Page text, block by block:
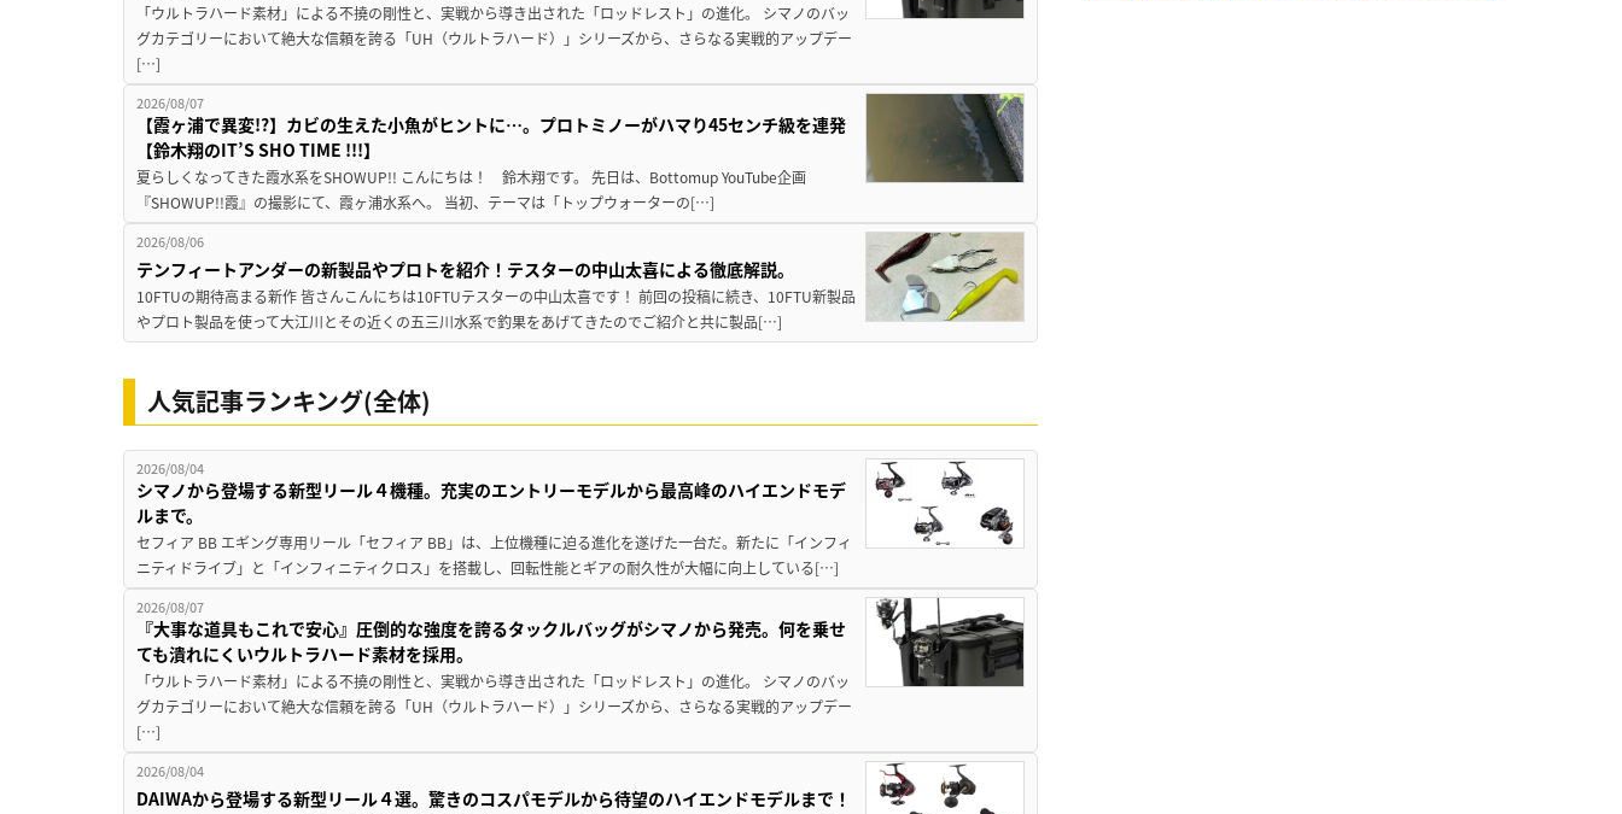
「ウルトラハード素材」による不撓の剛性と、実戦から導き出された「ロッドレスト」の進化。 シマノのバッ
グカテゴリーにおいて絶大な信頼を誇る「UH（ウルトラハード）」シリーズから、さらなる実戦的アップデー
[…]
2026/08/07
【霞ヶ浦で異変!?】カビの生えた小魚がヒントに…。プロトミノーがハマり45センチ級を連発
【鈴木翔のIT’S SHO TIME !!!】
夏らしくなってきた霞水系をSHOWUP!! こんにちは！ 鈴木翔です。 先日は、Bottomup YouTube企画
『SHOWUP!!霞』の撮影にて、霞ヶ浦水系へ。 当初、テーマは「トップウォーターの[…]
2026/08/06
テンフィートアンダーの新製品やプロトを紹介！テスターの中山太喜による徹底解説。
10FTUの期待高まる新作 皆さんこんにちは10FTUテスターの中山太喜です！ 前回の投稿に続き、10FTU新製品
やプロト製品を使って大江川とその近くの五三川水系で釣果をあげてきたのでご紹介と共に製品[…]
人気記事ランキング(全体)
2026/08/04
シマノから登場する新型リール４機種。充実のエントリーモデルから最高峰のハイエンドモデ
ルまで。
セフィア BB エギング専用リール「セフィア BB」は、上位機種に迫る進化を遂げた一台だ。新たに「インフィ
ニティドライブ」と「インフィニティクロス」を搭載し、回転性能とギアの耐久性が大幅に向上している[…]
2026/08/07
『大事な道具もこれで安心』圧倒的な強度を誇るタックルバッグがシマノから発売。何を乗せ
ても潰れにくいウルトラハード素材を採用。
「ウルトラハード素材」による不撓の剛性と、実戦から導き出された「ロッドレスト」の進化。 シマノのバッ
グカテゴリーにおいて絶大な信頼を誇る「UH（ウルトラハード）」シリーズから、さらなる実戦的アップデー
[…]
2026/08/04
DAIWAから登場する新型リール４選。驚きのコスパモデルから待望のハイエンドモデルまで！